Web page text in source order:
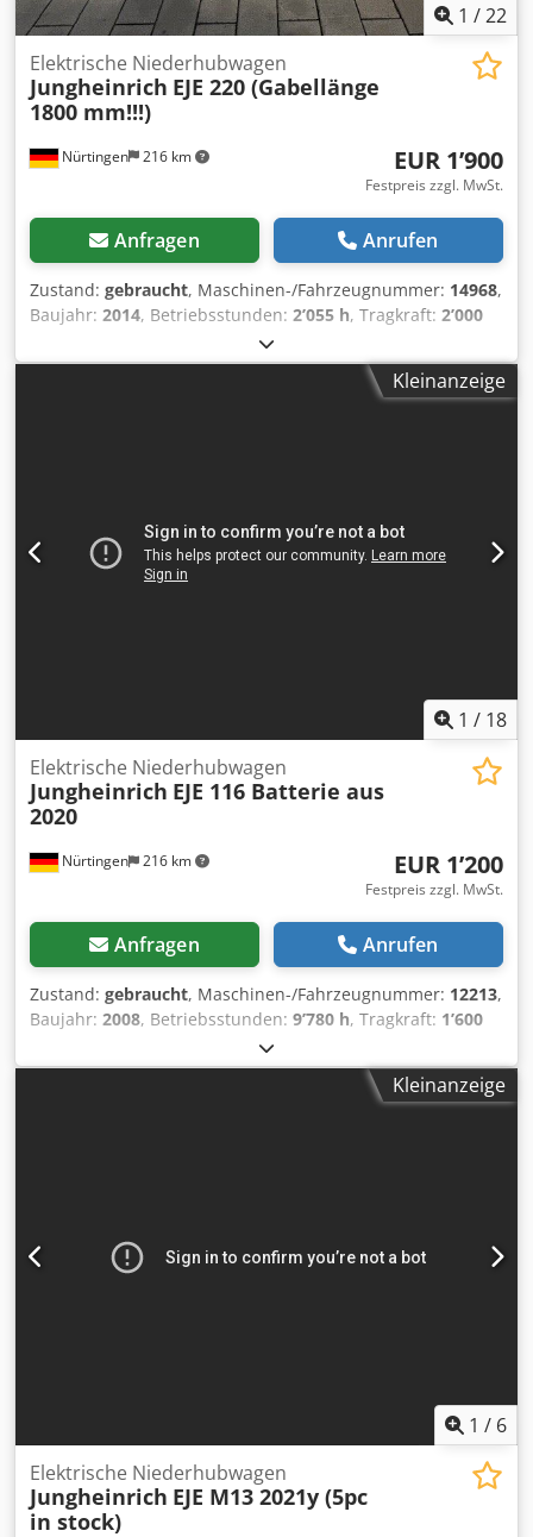
1 /22
Nürtingen 216 km
Elektrische Niederhubwagen
Jungheinrich EJE 220 (Gabellänge
1800 mm!!!)
EUR 1’900
Festpreis zzgl. MwSt.
Anfragen Anrufen
Zustand: gebraucht, Maschinen-/Fahrzeugnummer: 14968,
Baujahr: 2014, Betriebsstunden: 2’055 h, Tragkraft: 2’000
, Lastschwerpunkt:
Kraftstofftyp:elektrisch, Masttyp:Sonstige, Bauhöhe:
, Gabellänge:1’800 mm,
Kleinanzeige
1 / 18
Nürtingen 216 km
Elektrische Niederhubwagen
Jungheinrich EJE 116 Batterie aus
2020
EUR 1’200
Festpreis zzgl. MwSt.
Anfragen Anrufen
Zustand: gebraucht, Maschinen-/Fahrzeugnummer: 12213,
Baujahr: 2008, Betriebsstunden: 9’780 h, Tragkraft: 1’600
, Lastschwerpunkt:
Kraftstofftyp:elektrisch, Masttyp:Sonstige, Bauhöhe:
, 5007021 Kleinanzeige
1 / 6
Elektrische Niederhubwagen
Jungheinrich EJE M13 2021y (5pc
in stock)